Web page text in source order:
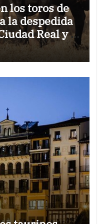
los toros de
la despedida
Real y el
y Navalón